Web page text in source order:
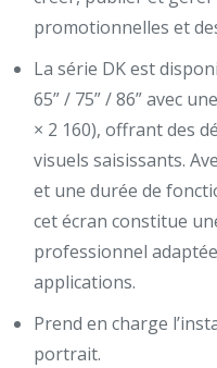
promotionnelles et
La série DK est
65” / 75” / 86” avec
× 2 160), offrant des
visuels saisissants.
et une durée de
cet écran constitue
professionnel
applications.
Prend en charge
portrait.